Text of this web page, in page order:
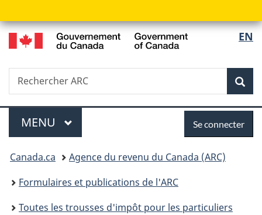
de
la
EN
Recherche
Rechercher
ARC
Menu
MENU PRINCIPAL
connecter
Se connecter
Vous
êtes
ici :
Canada.ca
Agence du revenu du Canada (ARC)
Formulaires et publications de l'ARC
Toutes les trousses d'impôt pour les particuliers